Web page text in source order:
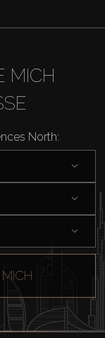
MICH
North: